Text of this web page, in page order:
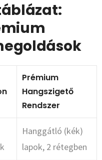
Prémium
Hangszigető
Rendszer
Hanggátló (kék)
lapok, 2 rétegben